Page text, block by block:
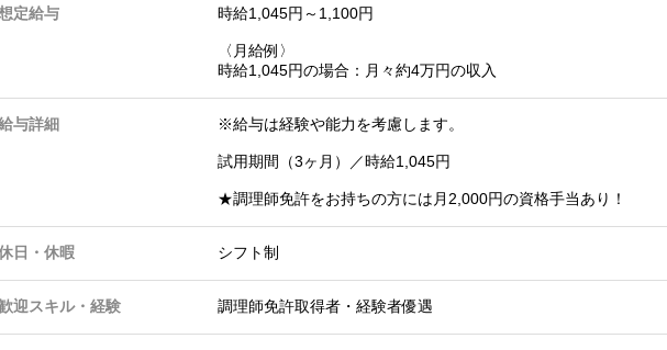
定給与 時給1,045円～1,100円
〈月給例〉
時給1,045円の場合：月々約4万円の収入
与詳細 ※給与は経験や能力を考慮します。
試用期間（3ヶ月）／時給1,045円
★調理師免許をお持ちの方には月2,000円の資格手当あり！
日・休暇 シフト制
迎スキル・経験 調理師免許取得者・経験者優遇